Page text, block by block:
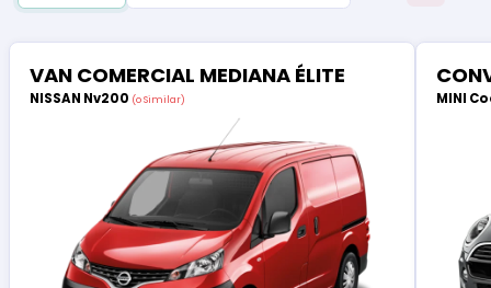
VAN COMERCIAL MEDIANA ÉLITE
NISSAN Nv200 (o Similar) MINI